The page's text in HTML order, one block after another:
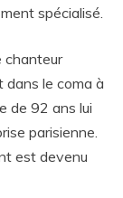
spécialisé.
chanteur
dans le coma à
de 92 ans lui
parisienne.
est devenu